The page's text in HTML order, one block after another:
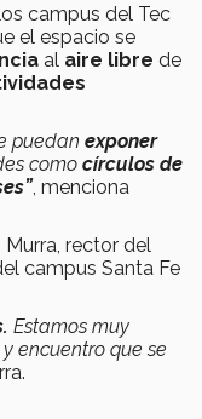
campus del Tec
el espacio se
al aire libre de
puedan exponer
como círculos de
, menciona
rector del
campus Santa Fe
Estamos muy
encuentro que se